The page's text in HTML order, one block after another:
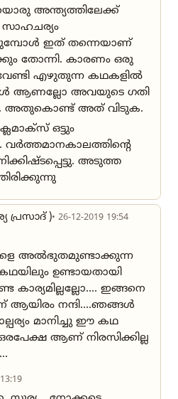
അന്ത്യത്തിലേക്ക്
സാഹചര്യം
ഇത് തന്നെയാണ്
തോന്നി. കാരണം ഒരു
എഴുതുന്ന കഥകളിൽ
ആണല്ലോ അവയുടെ ഗതി
അതുകൊണ്ട് അത് വിടുക.
ഒട്ടും
വർത്തമാനകാലത്തിന്റെ
അടുത്ത
പ്രസാദ് )• 26-12-2019 19:54
അൽഭുതമുണ്ടാക്കുന്ന
ഉണ്ടായതായി
കാര്യമില്ലല്ലോ.... ഇങ്ങനെ
ആയിരം നന്ദി....ഞങ്ങൾ
മാനിച്ചു ഈ കഥ
ആണ് നിരസിക്കില്ല